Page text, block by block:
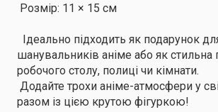
Розмір: 11 × 15 см
Ідеально підходить як подарунок
шанувальників аніме або як стильна
робочого столу, полиці чи кімнати.
Додайте трохи аніме-атмосфери у
разом із цією крутою фігуркою!